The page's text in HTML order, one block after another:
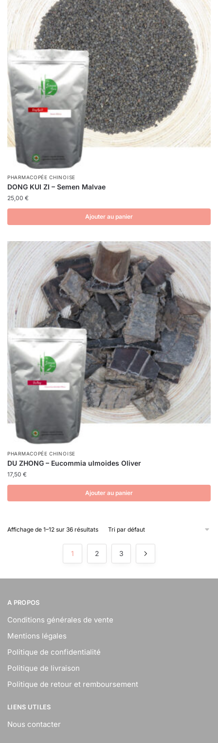
PHARMACOPÉE CHINOISE
DONG KUI ZI – Semen Malvae
25,00 €
Ajouter au panier
PHARMACOPÉE CHINOISE
DU ZHONG – Eucommia ulmoides Oliver
17,50 €
Ajouter au panier
Affichage de 1–12 sur 36 résultats
1 2 3
A PROPOS
Conditions générales de vente
Mentions légales
Politique de confidentialité
Politique de livraison
Politique de retour et remboursement
LIENS UTILES
Nous contacter